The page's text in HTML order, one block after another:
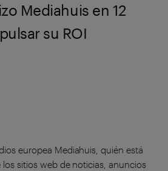
Mediahuis en 12
su ROI
europea Mediahuis, quién está
sitios web de noticias, anuncios